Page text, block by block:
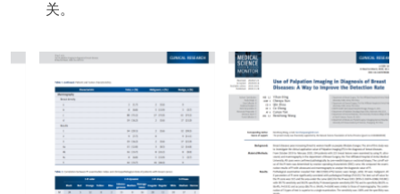
关。
智能仿生触诊的示范应用
——乳腺外科
智能仿生触诊的示范应用
——乳腺外科